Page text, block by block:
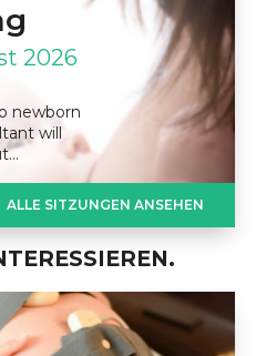
2026
newborn
will
ALLE SITZUNGEN ANSEHEN